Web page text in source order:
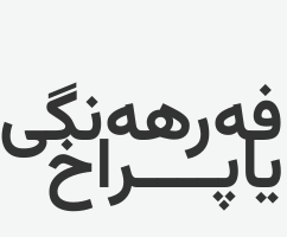
فەرهەنگی
یاپــــراخ